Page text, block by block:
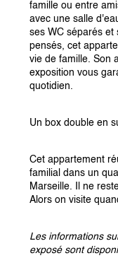
famille ou entre
avec une salle
ses WC séparés et
pensés, cet
vie de famille. Son
exposition vous
quotidien.
Un box double en
Cet appartement
familial dans un
Marseille. Il ne
Alors on visite
Les informations
exposé sont